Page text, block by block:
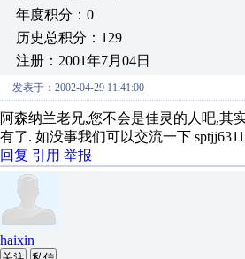
年度积分：0
历史总积分：129
注册：2001年7月04日
发表于：2002-04-29 11:41:00
阿森纳兰老兄,您不会是佳灵的人吧,其
有了. 如没事我们可以交流一下
回复 引用 举报
haixin